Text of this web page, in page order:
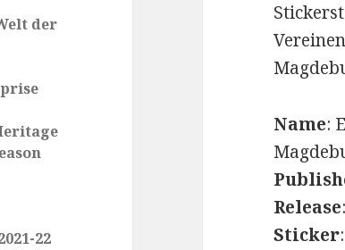
der
22
Name:
Release
Sticker